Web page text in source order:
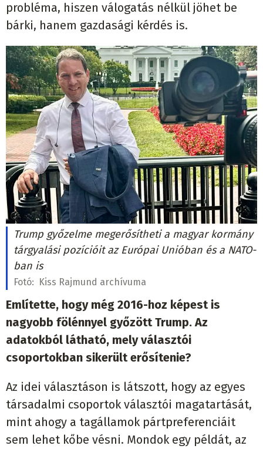
probléma, hiszen válogatás nélkül jöhet be
bárki, hanem gazdasági kérdés is.
Trump győzelme megerősítheti a magyar kormány
tárgyalási pozícióit az Európai Unióban és a NATO-
ban is
Fotó: Kiss Rajmund archívuma
Említette, hogy még 2016-hoz képest is
nagyobb fölénnyel győzött Trump. Az
adatokból látható, mely választói
csoportokban sikerült erősítenie?
Az idei választáson is látszott, hogy az egyes
társadalmi csoportok választói magatartását,
mint ahogy a tagállamok pártpreferenciáit
sem lehet kőbe vésni. Mondok egy példát, az